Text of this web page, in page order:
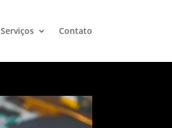
Serviços Contato